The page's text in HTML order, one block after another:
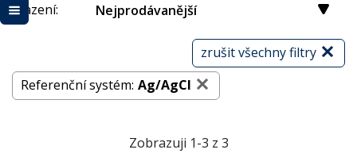
Řazení: Nejprodávanější
zrušit všechny filtry
Referenční systém: Ag/AgCl
Zobrazuji 1-3 z 3